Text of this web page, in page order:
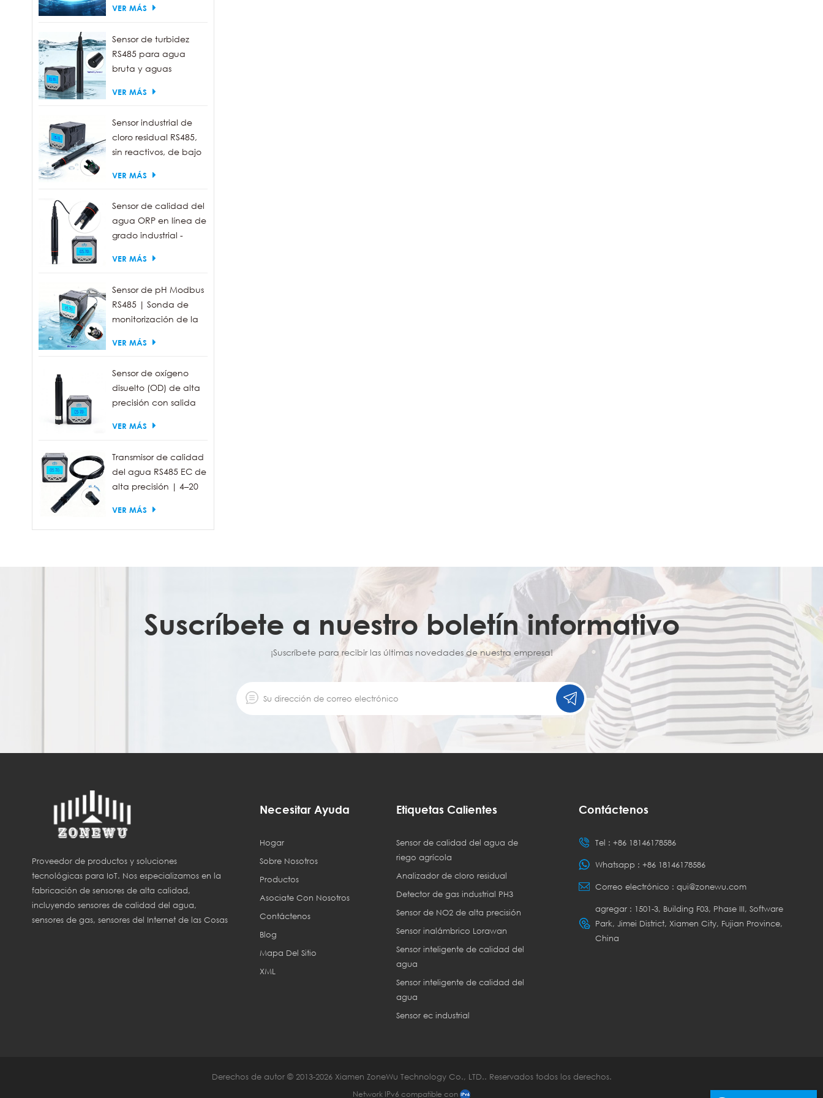
VER MÁS
Sensor de turbidez
RS485 para agua
bruta y aguas
medidora de turbidez
VER MÁS
Sensor industrial de
cloro residual RS485,
sin reactivos, de bajo
VER MÁS
Sensor de calidad del
agua ORP en línea de
grado industrial -
IP68, salida RS485
VER MÁS
Sensor de pH Modbus
RS485 | Sonda de
monitorización de la
industrial IP68
VER MÁS
Sensor de oxígeno
disuelto (OD) de alta
precisión con salida
medición de la
VER MÁS
Transmisor de calidad
del agua RS485 EC de
alta precisión | 4–20
VER MÁS
Suscríbete a nuestro boletín informativo
¡Suscríbete para recibir las últimas novedades de nuestra empresa!
Proveedor de productos y soluciones
tecnológicas para IoT. Nos especializamos en la
fabricación de sensores de alta calidad,
incluyendo sensores de calidad del agua,
sensores de gas, sensores del Internet de las Cosas
Necesitar Ayuda
Hogar
Sobre Nosotros
Productos
Asociate Con Nosotros
Contáctenos
Blog
Mapa Del Sitio
XML
Etiquetas Calientes
Sensor de calidad del agua de
riego agrícola
Analizador de cloro residual
Detector de gas industrial PH3
Sensor de NO2 de alta precisión
Sensor inalámbrico Lorawan
Sensor inteligente de calidad del
agua
Sensor inteligente de calidad del
agua
Sensor ec industrial
Contáctenos
Tel : +86 18146178586
Whatsapp : +86 18146178586
Correo electrónico : qui@zonewu.com
agregar : 1501-3, Building F03, Phase III, Software
Park, Jimei District, Xiamen City, Fujian Province,
China
Derechos de autor © 2013-2026 Xiamen ZoneWu Technology Co., LTD.. Reservados todos los derechos.
Network IPv6 compatible con